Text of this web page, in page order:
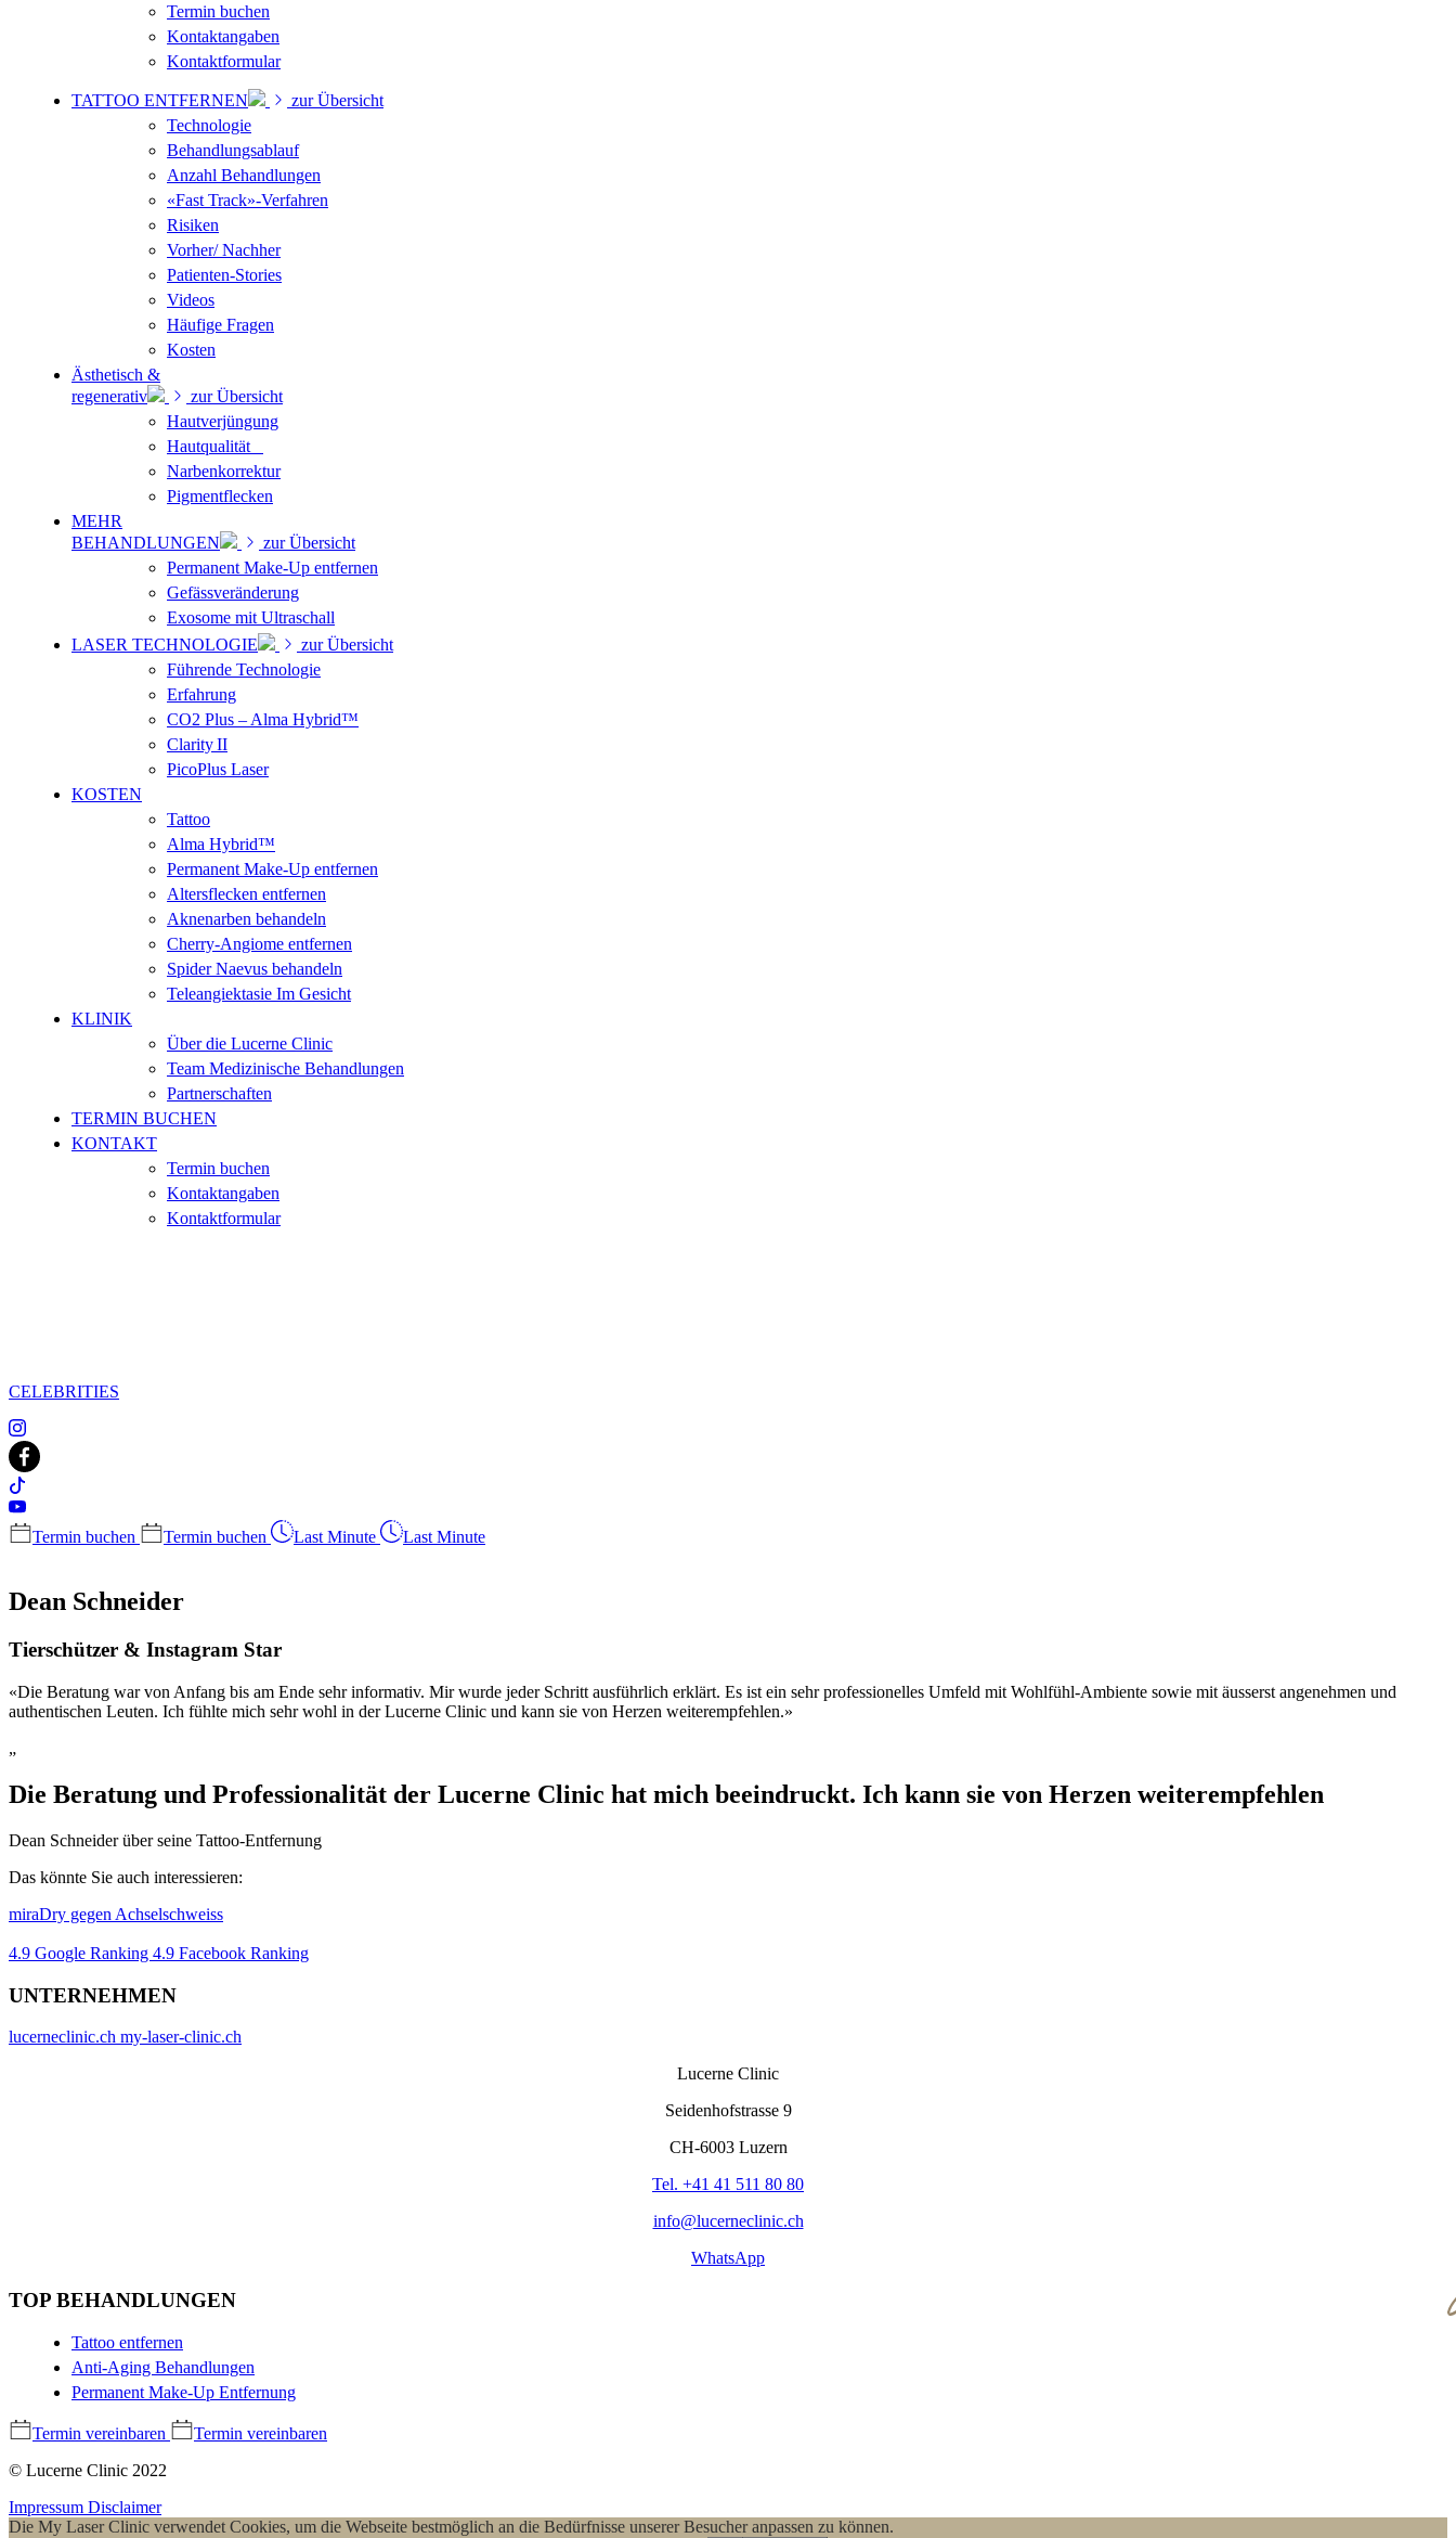
Termin buchen
Kontaktangaben
Kontaktformular
TATTOO ENTFERNEN
zur Übersicht
Technologie
Behandlungsablauf
Anzahl Behandlungen
«Fast Track»-Verfahren
Risiken
Vorher/ Nachher
Patienten-Stories
Videos
Häufige Fragen
Kosten
Ästhetisch &
regenerativ
zur Übersicht
Hautverjüngung
Hautqualität
Narbenkorrektur
Pigmentflecken
MEHR
BEHANDLUNGEN
zur Übersicht
Permanent Make-Up entfernen
Gefässveränderung
Exosome mit Ultraschall
LASER TECHNOLOGIE
zur Übersicht
Führende Technologie
Erfahrung
CO2 Plus – Alma Hybrid™
Clarity II
PicoPlus Laser
KOSTEN
Tattoo
Alma Hybrid™
Permanent Make-Up entfernen
Altersflecken entfernen
Aknenarben behandeln
Cherry-Angiome entfernen
Spider Naevus behandeln
Teleangiektasie Im Gesicht
KLINIK
Über die Lucerne Clinic
Team Medizinische Behandlungen
Partnerschaften
TERMIN BUCHEN
KONTAKT
Termin buchen
Kontaktangaben
Kontaktformular
CELEBRITIES
Termin buchen Termin buchen Last Minute Last Minute
Dean Schneider
Tierschützer & Instagram Star
«Die Beratung war von Anfang bis am Ende sehr informativ. Mir wurde jeder Schritt ausführlich erklärt. Es ist ein sehr professionelles Umfeld mit Wohlfühl-Ambiente sowie mit äusserst angenehmen und
authentischen Leuten. Ich fühlte mich sehr wohl in der Lucerne Clinic und kann sie von Herzen weiterempfehlen.»
„
Die Beratung und Professionalität der Lucerne Clinic hat mich beeindruckt. Ich kann sie von Herzen weiterempfehlen
Dean Schneider über seine Tattoo-Entfernung
Das könnte Sie auch interessieren:
miraDry gegen Achselschweiss
4.9 Google Ranking 4.9 Facebook Ranking
UNTERNEHMEN
lucerneclinic.ch my-laser-clinic.ch
Lucerne Clinic
Seidenhofstrasse 9
CH-6003 Luzern
Tel. +41 41 511 80 80
info@lucerneclinic.ch
WhatsApp
TOP BEHANDLUNGEN
Tattoo entfernen
Anti-Aging Behandlungen
Permanent Make-Up Entfernung
Termin vereinbaren
Termin vereinbaren
© Lucerne Clinic 2022
Impressum Disclaimer
Die My Laser Clinic verwendet Cookies, um die Webseite bestmöglich an die Bedürfnisse unserer Besucher anpassen zu können.